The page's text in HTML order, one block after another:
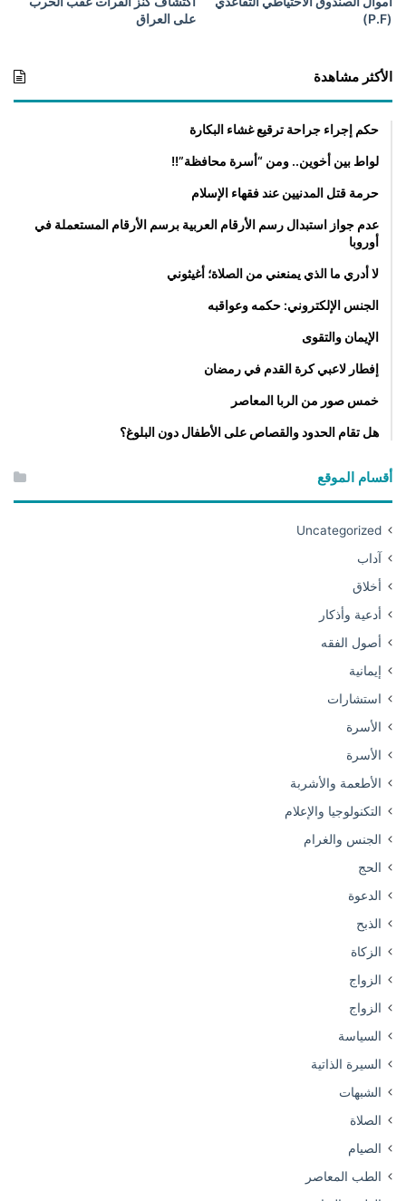
(P.F)
على العراق
الأكثر مشاهدة
حكم إجراء جراحة ترقيع غشاء البكارة
لواط بين أخوين.. ومن “أسرة محافظة”!!
حرمة قتل المدنيين عند فقهاء الإسلام
عدم جواز استبدال رسم الأرقام العربية برسم الأرقام المستعملة في
أوروبا
لا أدري ما الذي يمنعني من الصلاة؛ أغيثوني
الجنس الإلكتروني: حكمه وعواقبه
الإيمان والتقوى
إفطار لاعبي كرة القدم في رمضان
خمس صور من الربا المعاصر
هل تقام الحدود والقصاص على الأطفال دون البلوغ؟
أقسام الموقع
Uncategorized
آداب
أخلاق
أدعية وأذكار
أصول الفقه
إيمانية
استشارات
الأسرة
الأسرة
الأطعمة والأشربة
التكنولوجيا والإعلام
الجنس والغرام
الحج
الدعوة
الذبح
الزكاة
الزواج
الزواج
السياسة
السيرة الذاتية
الشبهات
الصلاة
الصيام
الطب المعاصر